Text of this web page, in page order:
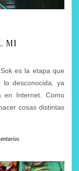
MI
es la etapa que
desconocida, ya
en Internet. Como
cosas distintas